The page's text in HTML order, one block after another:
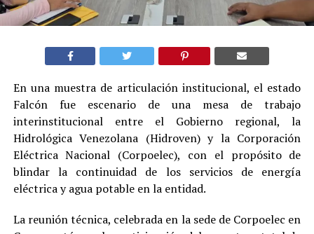
En una muestra de articulación institucional, el estado
Falcón fue escenario de una mesa de trabajo
interinstitucional entre el Gobierno regional, la
Hidrológica Venezolana (Hidroven) y la Corporación
Eléctrica Nacional (Corpoelec), con el propósito de
blindar la continuidad de los servicios de energía
eléctrica y agua potable en la entidad.
La reunión técnica, celebrada en la sede de Corpoelec en